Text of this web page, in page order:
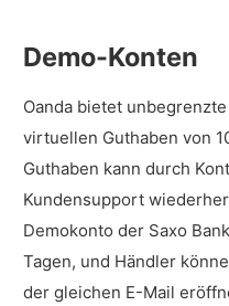
Demo-Konten
Oanda bietet
virtuellen Guthaben von
Guthaben kann durch
Kundensupport
Demokonto der Saxo
Tagen, und Händler
der gleichen E-Mail